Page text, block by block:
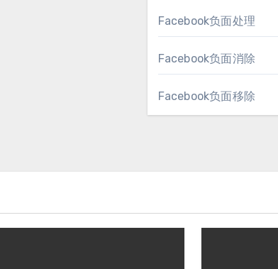
Facebook负面处理
Facebook负面消除
Facebook负面移除